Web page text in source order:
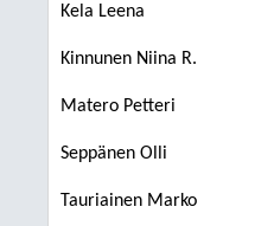
Kela Leena
Kinnunen Niina R.
Matero Petteri
Seppänen Olli
Tauriainen Marko